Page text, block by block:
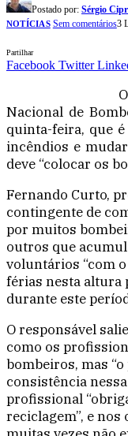
Postado por: Sérgio
NOTÍCIAS Sem comentários3
Partilhar
Facebook Twitter
Nacional de
quinta-feira, que
incêndios e
deve “colocar os
Fernando Curto,
contingente de
por muitos
outros que
voluntários “com
férias nesta altura
durante este
O responsável
como os
bombeiros, mas
consistência
profissional
reciclagem”, e